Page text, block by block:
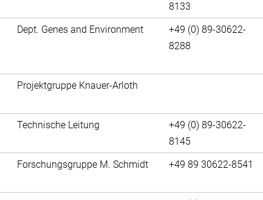
8133
Dept. Genes and Environment
+49 (0) 89-30622-
8288
Projektgruppe Knauer-Arloth
Technische Leitung
+49 (0) 89-30622-
8145
Forschungsgruppe M. Schmidt +49 89 30622-8541